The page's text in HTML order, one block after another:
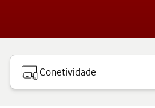
Conetividade